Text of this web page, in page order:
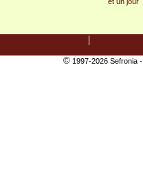
©1997-2026 Sefronia -